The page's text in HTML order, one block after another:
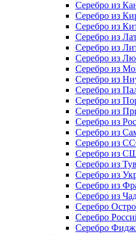
Серебро из
Серебро из
Серебро из
Серебро из
Серебро из
Серебро из
Серебро из
Серебро из
Серебро из
Серебро из
Серебро из
Серебро из
Серебро из
Серебро из
Серебро из
Серебро из
Серебро из
Серебро из
Серебро из
Серебро
Серебро
Серебро